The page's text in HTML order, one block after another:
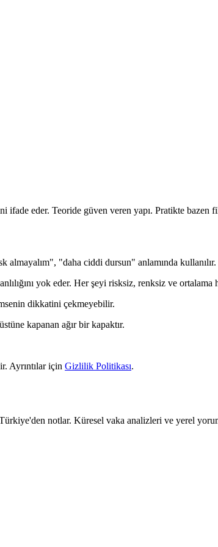
eder. Teoride güven veren yapı. Pratikte bazen
almayalım", "daha ciddi dursun" anlamında kullanılır.
yok eder. Her şeyi risksiz, renksiz ve ortalama
dikkatini çekmeyebilir.
kapanan ağır bir kapaktır.
Ayrıntılar için Gizlilik Politikası.
notlar. Küresel vaka analizleri ve yerel